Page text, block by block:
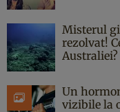
Misterul
rezolvat!
Australiei?
Un
vizibile la